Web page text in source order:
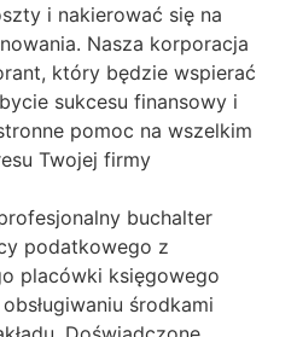
i nakierować się na
Nasza korporacja
który będzie wspierać
sukcesu finansowy i
pomoc na wszelkim
Twojej firmy
buchalter
podatkowego z
placówki księgowego
środkami